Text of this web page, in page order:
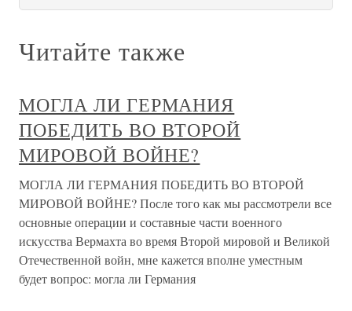
Читайте также
МОГЛА ЛИ ГЕРМАНИЯ
ПОБЕДИТЬ ВО ВТОРОЙ
МИРОВОЙ ВОЙНЕ?
МОГЛА ЛИ ГЕРМАНИЯ ПОБЕДИТЬ ВО ВТОРОЙ
МИРОВОЙ ВОЙНЕ? После того как мы рассмотрели все
основные операции и составные части военного
искусства Вермахта во время Второй мировой и Великой
Отечественной войн, мне кажется вполне уместным
будет вопрос: могла ли Германия